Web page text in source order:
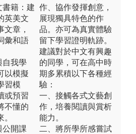
書籍：建
英美文
文章，
彙和語
自我學
以模擬
習模
或預習
不懂的
公開課
作、協作發揮創意，
展現獨具特色的作
品。亦可為真實體驗
留下學習證明軌跡。
建議對於中文有興趣
的同學，可在高中時
期多累積以下各種經
驗：
一、接觸各式文藝創
作，培養閱讀與賞析
能力。
二、將所學所感嘗試